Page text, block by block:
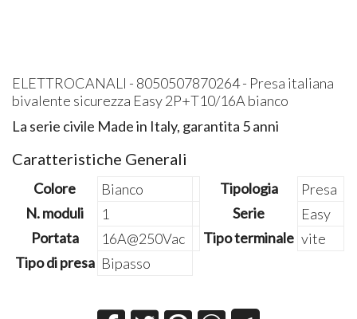
ELETTROCANALI - 8050507870264 - Presa italiana
bivalente sicurezza Easy 2P+T10/16A bianco
La serie civile Made in Italy, garantita 5 anni
Caratteristiche Generali
Colore Bianco Tipologia
Presa
N. moduli
1 Serie
Easy
Portata
16A@250Vac Tipo terminale vite
Tipo di presa Bipasso